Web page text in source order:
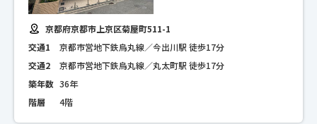
京都府京都市上京区菊屋町511-1
交通1
京都市営地下鉄烏丸線／今出川駅 徒歩17分
交通2
京都市営地下鉄烏丸線／丸太町駅 徒歩17分
築年数 36年
階層
4階